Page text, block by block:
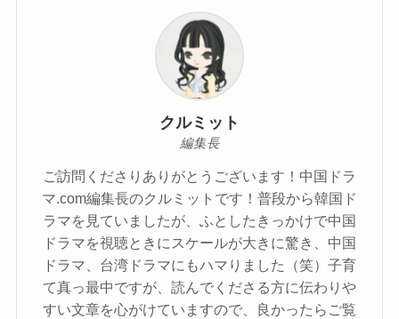
クルミット
編集長
ご訪問くださりありがとうございます！中国ドラ
マ.com編集長のクルミットです！普段から韓国ド
ラマを見ていましたが、ふとしたきっかけで中国
ドラマを視聴ときにスケールが大きに驚き、中国
ドラマ、台湾ドラマにもハマりました（笑）子育
て真っ最中ですが、読んでくださる方に伝わりや
すい文章を心がけていますので、良かったらご覧